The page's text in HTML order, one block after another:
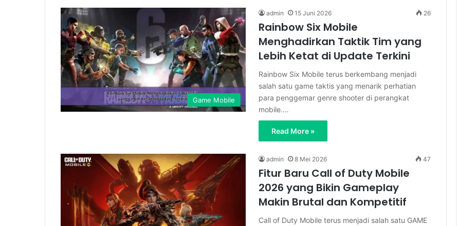
Game Mobile
admin 15 Juni 2026 26
Rainbow Six Mobile
Menghadirkan Taktik Tim yang
Lebih Ketat di Update Terkini
Rainbow Six Mobile terus berkembang menjadi
salah satu game taktis yang menarik perhatian
para penggemar genre shooter di perangkat
mobile.…
Read More »
admin 8 Mei 2026 47
Fitur Baru Call of Duty Mobile
2026 yang Bikin Gameplay
Makin Brutal dan Kompetitif
Call of Duty Mobile terus menjadi salah satu GAME